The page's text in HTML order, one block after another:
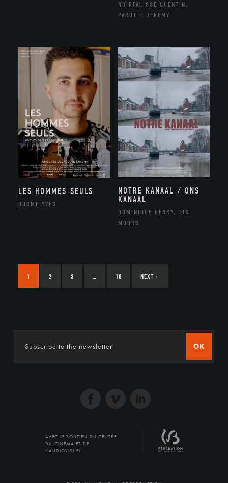
NOIRFALISSE QUENTIN,
PAROTTE JEREMY
LES HOMMES SEULS
DORME YVES
NOTRE KANAAL / ONS
KANAAL
DOMINIQUE HENRY, ELS
MOORS
1 2 3 10 NEXT ›
OK
AVEC LE SOUTIEN DU CENTRE
DU CINÉMA ET DE
L'AUDIOVISUEL